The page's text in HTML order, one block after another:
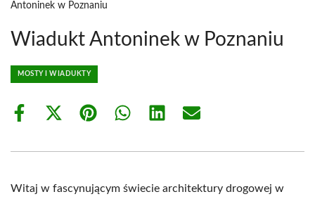
Antoninek w Poznaniu
Wiadukt Antoninek w Poznaniu
MOSTY I WIADUKTY
Share
Share
(Twitter)
Share Share Share Share
Witaj w fascynującym świecie architektury drogowej w